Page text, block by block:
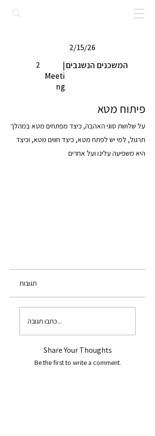
2/15/26
2
המשכנים הנשגבים|
Meeti
ng
פיתוח מטא
על שלושת סוגי האהבה, כיצד מפתחים מטא במהלך
תרגול, למי יש לפתח מטא, כיצד חווים מטא, וכיצד
היא משפיעה עלינו ועל אחרים
תגובות
כתבו תגובה...
Share Your Thoughts
Be the first to write a comment.